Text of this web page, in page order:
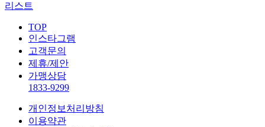
리스트
TOP
인스타그램
고객문의
제휴/제안
가맹상담
1833-9299
개인정보처리방침
이용약관